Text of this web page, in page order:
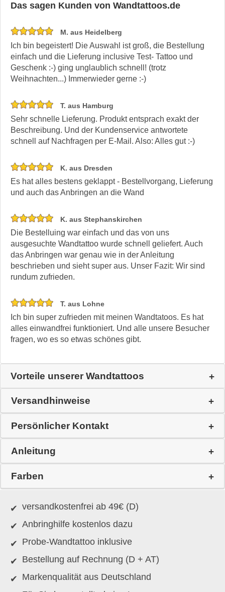
Das sagen Kunden von Wandtattoos.de
M. aus Heidelberg
Ich bin begeistert! Die Auswahl ist groß, die Bestellung
einfach und die Lieferung inclusive Test- Tattoo und
Geschenk :-) ging unglaublich schnell! (trotz
Weihnachten...) Immerwieder gerne :-)
T. aus Hamburg
Sehr schnelle Lieferung. Produkt entsprach exakt der
Beschreibung. Und der Kundenservice antwortete
schnell auf Nachfragen per E-Mail. Also: Alles gut :-)
K. aus Dresden
Es hat alles bestens geklappt - Bestellvorgang, Lieferung
und auch das Anbringen an die Wand
K. aus Stephanskirchen
Die Bestelluing war einfach und das von uns
ausgesuchte Wandtattoo wurde schnell geliefert. Auch
das Anbringen war genau wie in der Anleitung
beschrieben und sieht super aus. Unser Fazit: Wir sind
rundum zufrieden.
T. aus Lohne
Ich bin super zufrieden mit meinen Wandtatoos. Es hat
alles einwandfrei funktioniert. Und alle unsere Besucher
fragen, wo es so etwas schönes gibt.
Vorteile unserer Wandtattoos
Versandhinweise
Persönlicher Kontakt
Anleitung
Farben
versandkostenfrei ab 49€ (D)
Anbringhilfe kostenlos dazu
Probe-Wandtattoo inklusive
Bestellung auf Rechnung (D + AT)
Markenqualität aus Deutschland